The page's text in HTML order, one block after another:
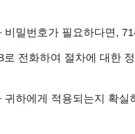
밀번호가 필요하다면,
전화하여 절차에 대한
하에게 적용되는지 확